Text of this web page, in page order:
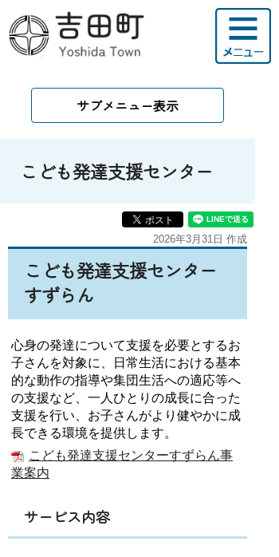
サブメニュー表示
こども発達支援センター
2026年3月31日 作成
こども発達支援センター
すずらん
心身の発達について支援を必要とするお
子さんを対象に、日常生活における基本
的な動作の指導や集団生活への適応等へ
の支援など、一人ひとりの成長に合った
支援を行い、お子さんがより健やかに成
長できる環境を提供します。
こども発達支援センターすずらん事
業案内
サービス内容